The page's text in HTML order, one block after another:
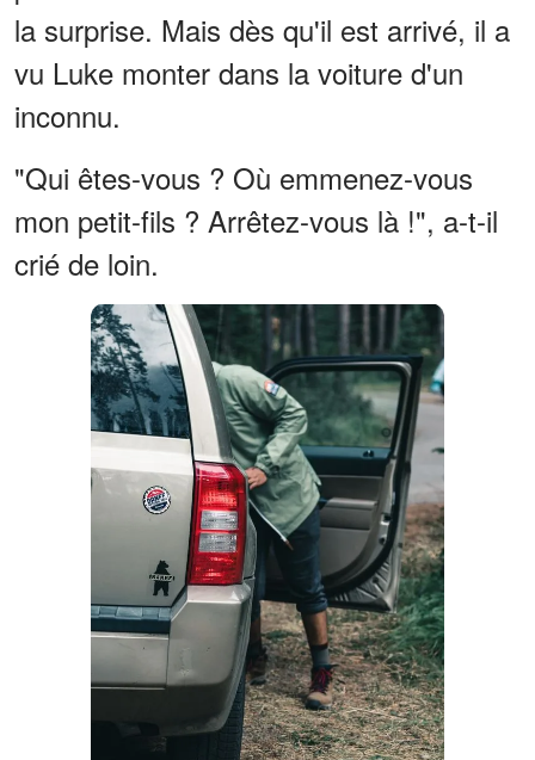
la surprise. Mais dès qu'il est arrivé, il a
vu Luke monter dans la voiture d'un
inconnu.
"Qui êtes-vous ? Où emmenez-vous
mon petit-fils ? Arrêtez-vous là !", a-t-il
crié de loin.